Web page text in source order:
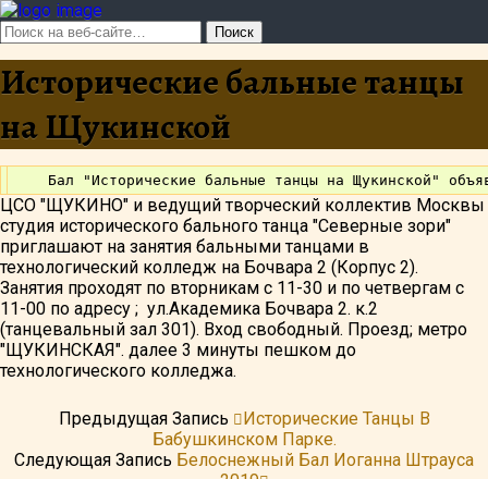
Исторические бальные танцы
на Щукинской
ЦСО "ЩУКИНО" и ведущий творческий коллектив Москвы
студия исторического бального танца "Северные зори"
приглашают на занятия бальными танцами в
технологический колледж на Бочвара 2 (Корпус 2).
Занятия проходят по вторникам с 11-30 и по четвергам с
11-00 по адресу ; ул.Академика Бочвара 2. к.2
(танцевальный зал 301). Вход свободный. Проезд; метро
"ЩУКИНСКАЯ". далее 3 минуты пешком до
технологического колледжа.
Предыдущая Запись
Исторические Танцы В
Бабушкинском Парке.
Следующая Запись Белоснежный Бал Иоганна Штрауса